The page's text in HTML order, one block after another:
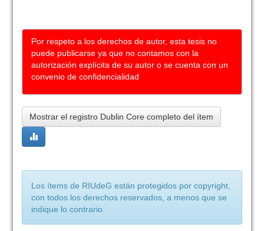
Por respeto a los derechos de autor, esta tesis no
puede publicarse ya que no contamos con la
autorización explícita de su autor o se cuenta con un
convenio de confidencialidad
Mostrar el registro Dublin Core completo del ítem
Los ítems de RIUdeG están protegidos por copyright,
con todos los derechos reservados, a menos que se
indique lo contrario.